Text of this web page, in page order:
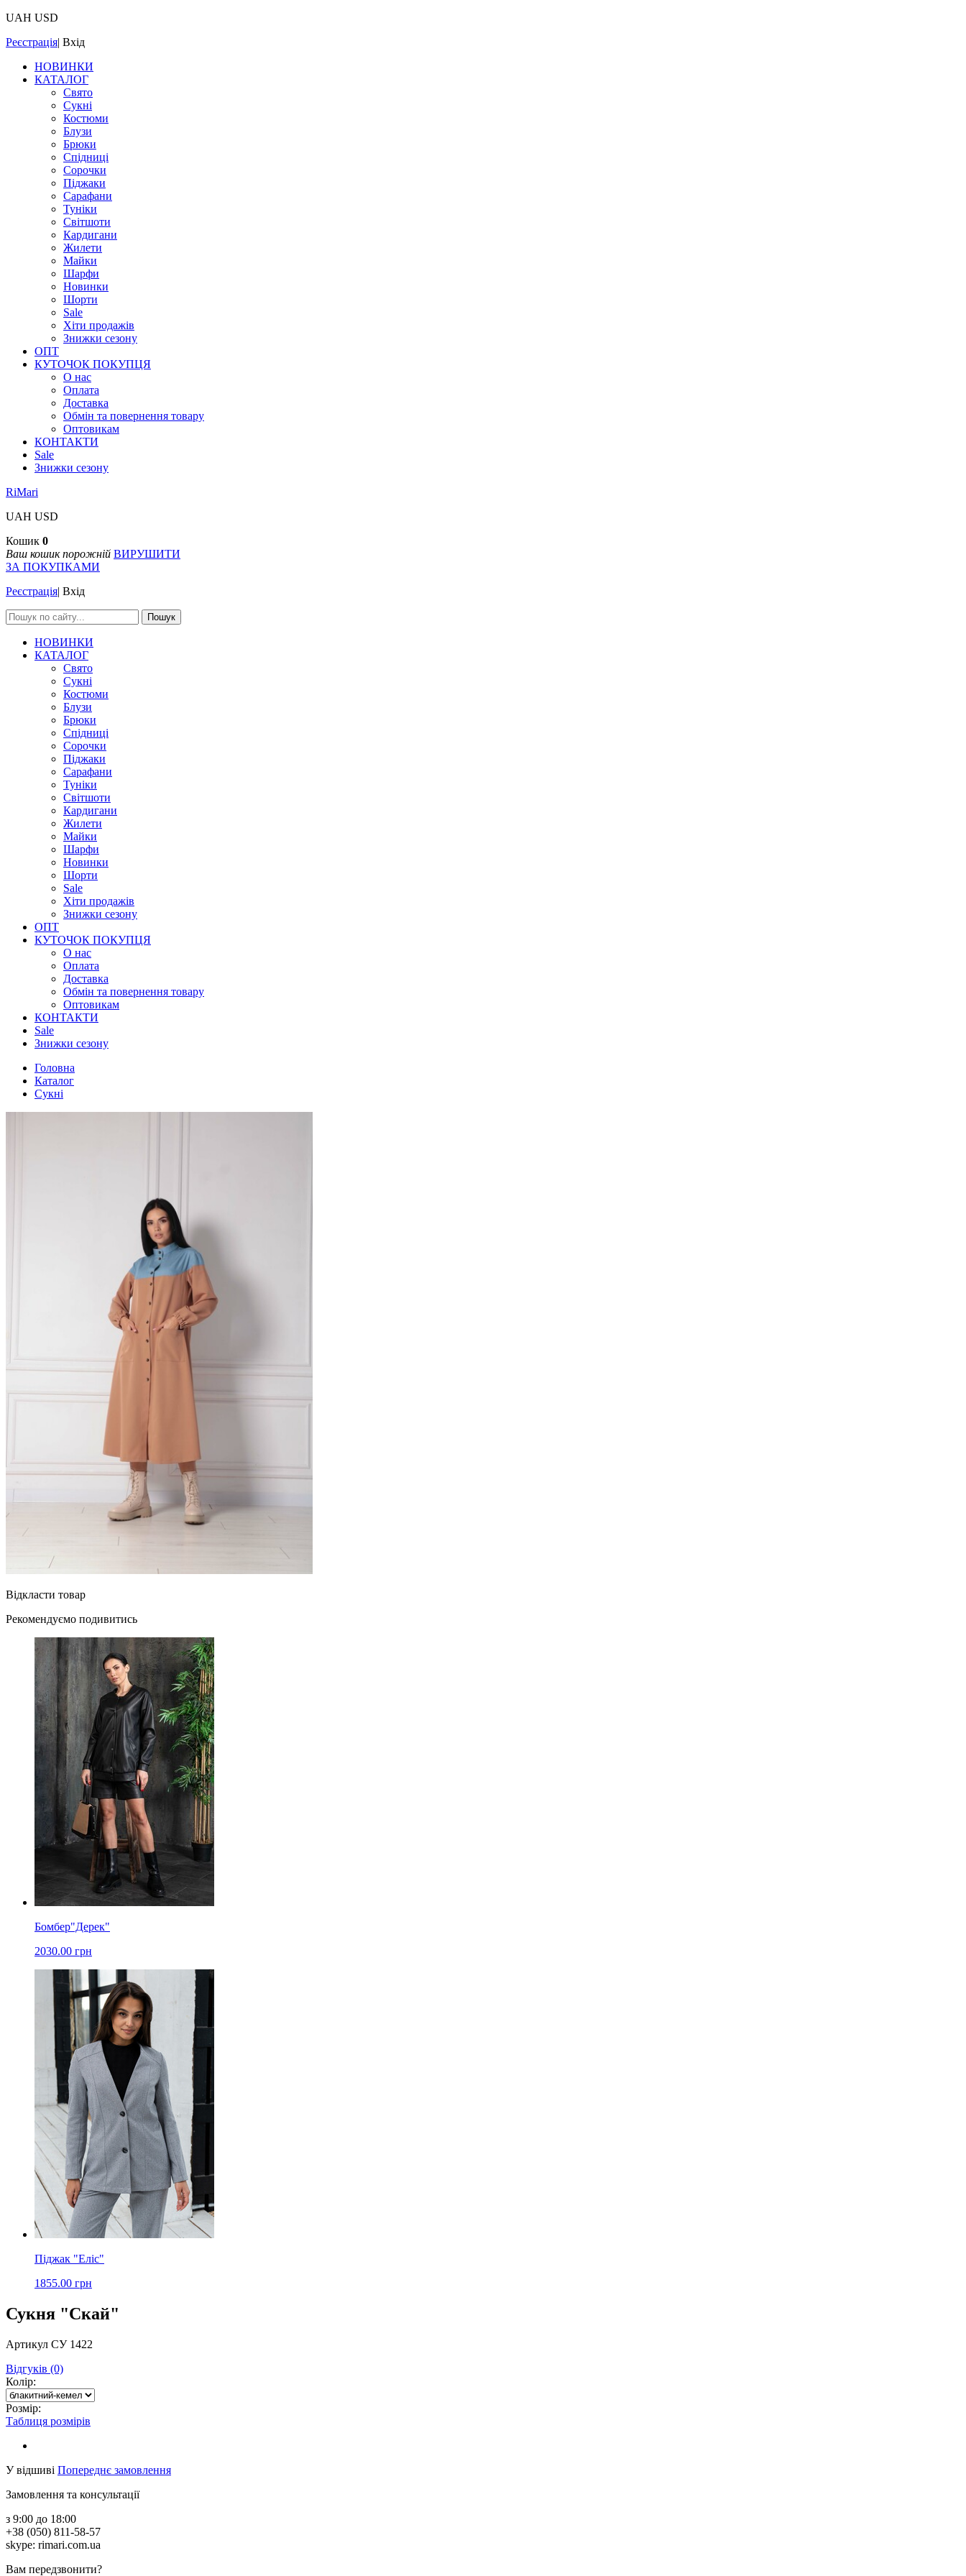
UAH USD
Реєстрація| Вхід
НОВИНКИ
КАТАЛОГ
Свято
Сукні
Костюми
Блузи
Брюки
Спідниці
Сорочки
Піджаки
Сарафани
Туніки
Світшоти
Кардигани
Жилети
Майки
Шарфи
Новинки
Шорти
Sale
Хіти продажів
Знижки сезону
ОПТ
КУТОЧОК ПОКУПЦЯ
О нас
Оплата
Доставка
Обмін та повернення товару
Оптовикам
КОНТАКТИ
Sale
Знижки сезону
RiMari
UAH USD
Кошик 0
Ваш кошик порожній ВИРУШИТИ
ЗА ПОКУПКАМИ
Реєстрація| Вхід
Пошук
НОВИНКИ
КАТАЛОГ
Свято
Сукні
Костюми
Блузи
Брюки
Спідниці
Сорочки
Піджаки
Сарафани
Туніки
Світшоти
Кардигани
Жилети
Майки
Шарфи
Новинки
Шорти
Sale
Хіти продажів
Знижки сезону
ОПТ
КУТОЧОК ПОКУПЦЯ
О нас
Оплата
Доставка
Обмін та повернення товару
Оптовикам
КОНТАКТИ
Sale
Знижки сезону
Головна
Каталог
Сукні
Відкласти товар
Рекомендуємо подивитись
Бомбер"Дерек"
2030.00 грн
Піджак "Еліс"
1855.00 грн
Сукня "Скай"
Артикул СУ 1422
Відгуків (0)
Колір:
Розмір:
Таблиця розмірів
У відшиві Попереднє замовлення
Замовлення та консультації
з 9:00 до 18:00
+38 (050) 811-58-57
skype: rimari.com.ua
Вам передзвонити?